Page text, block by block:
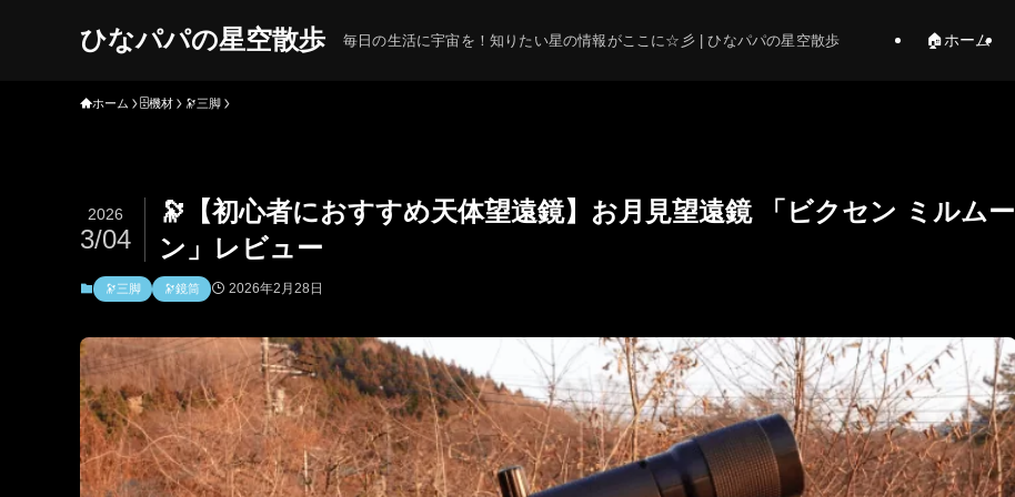
ひなパパの星空散歩 毎日の生活に宇宙を！知りたい星の情報がここに☆彡 | ひなパパの星空散歩 🏠ホーム
ホーム 🗄機材 🔭三脚
🔭【初心者におすすめ天体望遠鏡】お月見望遠鏡 「ビクセン ミルムー
ン」レビュー
2026
3/04
🔭三脚 🔭鏡筒 2026年2月28日